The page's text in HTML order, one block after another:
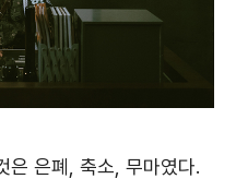
은 은폐, 축소, 무마였다.